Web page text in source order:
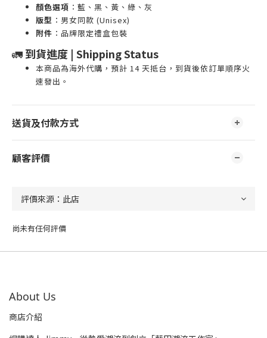
顏色選項 ：藍、黑、黃、綠、灰
版型 ：男女同款 (Unisex)
附件 ：品牌限定禮盒包裝
🚛到貨進度 | Shipping Status
本商品為海外代購，預計 14 天抵台，到貨後依訂單順序火
速發出。
送貨及付款方式
顧客評價
尚未有任何評價
About Us
商店介紹